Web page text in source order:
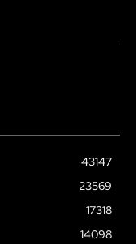
43147
23569
17318
14098